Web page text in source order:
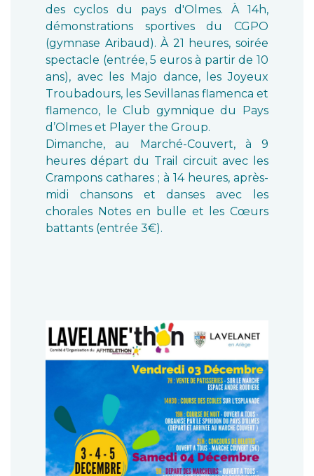
des cyclos du pays d'Olmes. À 14h,
démonstrations sportives du CGPO
(gymnase Aribaud). À 21 heures, soirée
spectacle (entrée, 5 euros à partir de 10
ans), avec les Majo dance, les Joyeux
Troubadours, les Sevillanas flamenca et
flamenco, le Club gymnique du Pays
d’Olmes et Player the Group.
Dimanche, au Marché-Couvert, à 9
heures départ du Trail circuit avec les
Crampons cathares ; à 14 heures, après-
midi chansons et danses avec les
chorales Notes en bulle et les Cœurs
battants (entrée 3€).